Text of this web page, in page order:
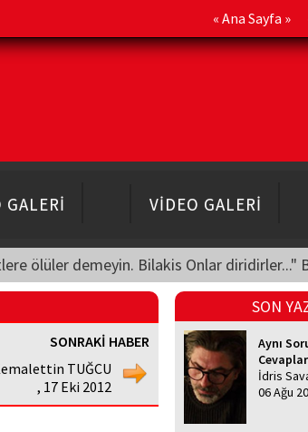
« Ana Sayfa »
GALERİ VİDEO GALERİ
ölüler demeyin. Bilakis Onlar diridirler..."
SONRAKİ HABER
TUĞCU
, 17 Eki 2012
SON
Aynı
Cevaplar
İdris
06 Ağu